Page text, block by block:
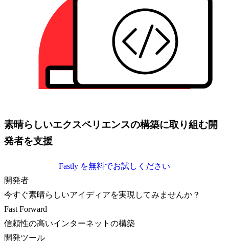
素晴らしいエクスペリエンスの構築に取り組む開
発者を支援
Fastly を無料でお試しください
開発者
今すぐ素晴らしいアイディアを実現してみませんか？
Fast Forward
信頼性の高いインターネットの構築
開発ツール